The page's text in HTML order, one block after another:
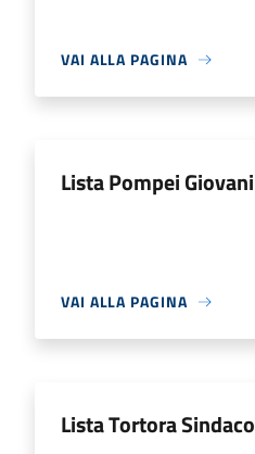
VAI ALLA PAGINA
Lista Pompei Giovani
VAI ALLA PAGINA
Lista Tortora Sindaco